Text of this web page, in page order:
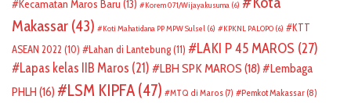
Kecamatan Maros Baru (13) Korem 071/Wijayakusuma (6)
Makassar (43) Koti Mahatidana PP MPW Sulsel (6) KPKNL PALOPO (6)
KTT
ASEAN 2022 (10) Lahan di Lantebung(11) LAKI P 45 MAROS (27)
Lapas kelas IIB Maros (21) LBH SPK MAROS (18)
Lembaga
PHLH (16) LSM KIPFA (47) MTQ di Maros (7) Pemkot Makassar (8)